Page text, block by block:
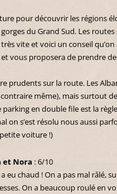
pour découvrir les régions
du Grand Sud. Les
vite et voici un conseil
et vous proposera de prendre
prudents sur la route. Les
même), mais surtout
en double file est la
on s’est résolu nous aussi
voiture !)
et Nora : 6/10
a eu chaud ! On a pas mal
On a beaucoup roulé en